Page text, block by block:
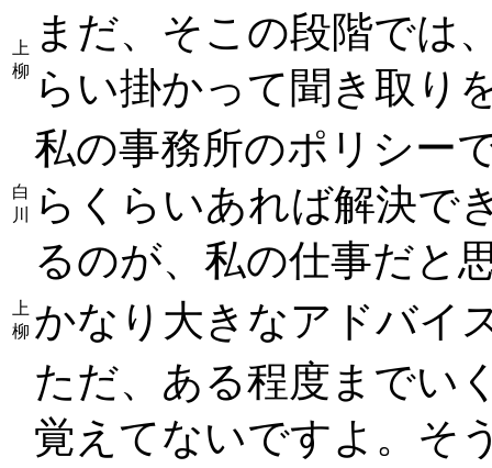
上
柳
まだ、そこの段階では
らい掛かって聞き取り
白
川
私の事務所のポリシー
らくらいあれば解決で
るのが、私の仕事だと
上
柳 かなり大きなアドバイ
ただ、ある程度までい
覚えてないですよ。そ